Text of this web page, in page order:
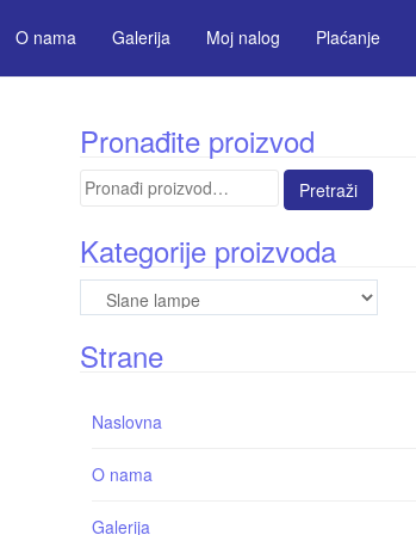
O nama Galerija Moj nalog Plaćanje
Pronađite proizvod
Pretraga
Kategorije proizvoda
Strane
Naslovna
O nama
Galerija